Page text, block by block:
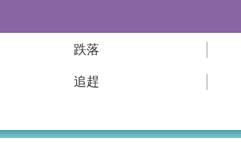
跌落
追趕